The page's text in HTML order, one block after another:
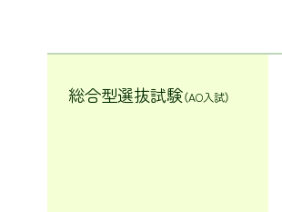
総合型選抜試験（AO入試）